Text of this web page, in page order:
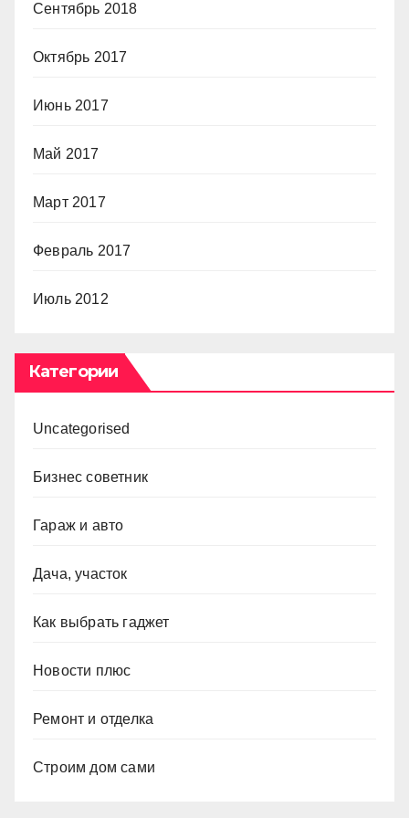
Сентябрь 2018
Октябрь 2017
Июнь 2017
Май 2017
Март 2017
Февраль 2017
Июль 2012
Категории
Uncategorised
Бизнес советник
Гараж и авто
Дача, участок
Как выбрать гаджет
Новости плюс
Ремонт и отделка
Строим дом сами